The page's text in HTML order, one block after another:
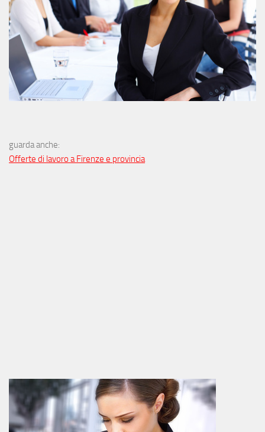
guarda anche:
Offerte di lavoro a Firenze e provincia